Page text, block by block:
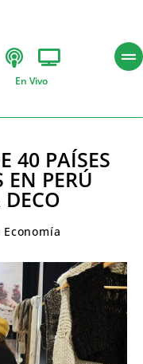
En Vivo
40 PAÍSES
EN PERÚ
Economía